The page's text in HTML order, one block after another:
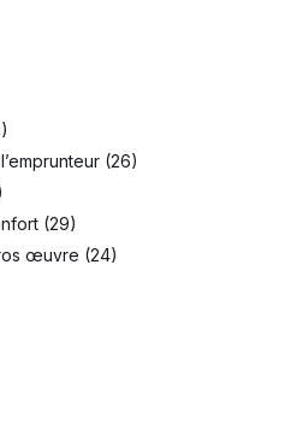
(26)
(29)
œuvre (24)